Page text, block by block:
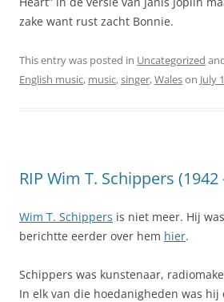
zake want rust zacht Bonnie.
This entry was posted in Uncategorized
English music, music,singer,Waleson July
RIP Wim T. Schippers (1942
Wim T. Schippers is niet meer. Hij
berichtte eerder over hem hier.
Schippers was kunstenaar,
In elk van die hoedanigheden was hij